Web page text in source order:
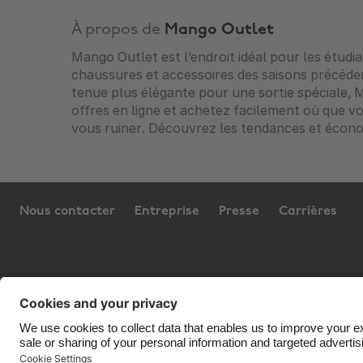
À propos de Mango Outlet
Mango Outlet est l’endroit idéal pour les
chaussures et accessoires des saisons
tenue plus élégante pour une sortie spéciale,
offres en ligne et achetez facilement où que
vous ruiner. Découvrez les tendances et
Nous contacter Entreprise Presse Carrières
Assistance Conditions générales d’utilisation